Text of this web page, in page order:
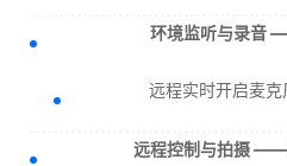
环境监听与录音
远程实时开启麦克
远程控制与拍摄 ——